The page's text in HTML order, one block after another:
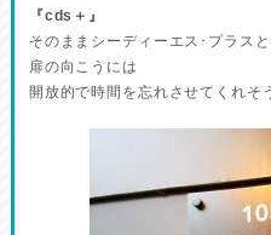
『cds＋』
そのままシーディーエス･プラスと
扉の向こうには
開放的で時間を忘れさせてくれそ